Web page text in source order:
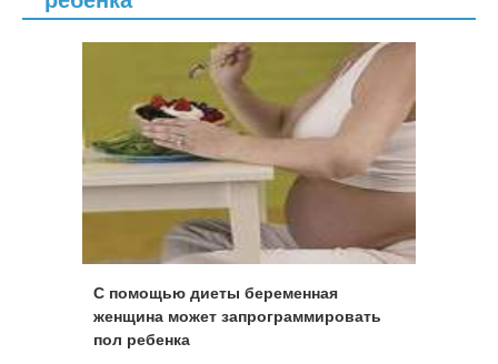
С помощью диеты беременная
женщина может запрограммировать
пол ребенка